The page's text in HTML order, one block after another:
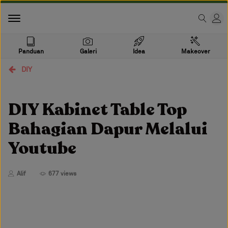
Panduan Galeri Idea Makeover
DIY
DIY Kabinet Table Top
Bahagian Dapur Melalui
Youtube
Alif 677 views